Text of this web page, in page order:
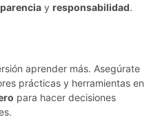
y responsabilidad.
aprender más. Asegúrate
prácticas y herramientas en
para hacer decisiones